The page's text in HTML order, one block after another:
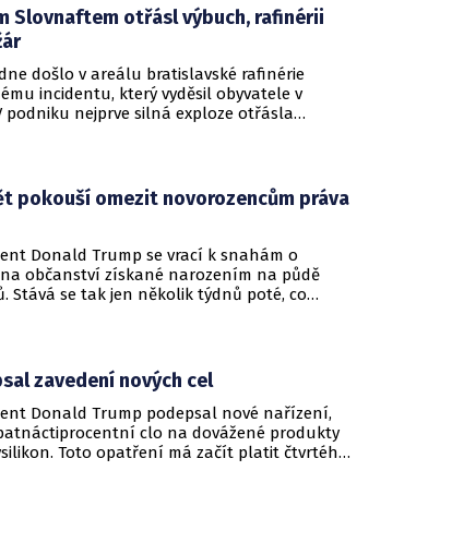
Slovnaftem otřásl výbuch, rafinérii
došlo v areálu bratislavské rafinérie
incidentu, který vyděsil obyvatele v
podniku nejprve silná exploze otřásla
pokouší omezit novorozencům práva
Donald Trump se vrací k snahám o
občanství získané narozením na půdě
Stává se tak jen několik týdnů poté, co
zavedení nových cel
Donald Trump podepsal nové nařízení,
clo na dovážené produkty
Toto opatření má začít platit čtvrtého